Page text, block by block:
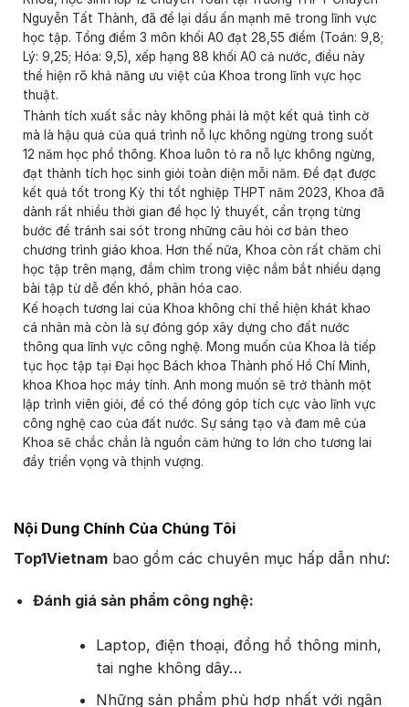
Nguyễn Tất Thành, đã để lại dấu ấn mạnh mẽ trong lĩnh vực
học tập. Tổng điểm 3 môn khối A0 đạt 28,55 điểm (Toán: 9,8;
Lý: 9,25; Hóa: 9,5), xếp hạng 88 khối A0 cả nước, điều này
thể hiện rõ khả năng ưu việt của Khoa trong lĩnh vực học
thuật.
Thành tích xuất sắc này không phải là một kết quả tình cờ
mà là hậu quả của quá trình nỗ lực không ngừng trong suốt
12 năm học phổ thông. Khoa luôn tỏ ra nỗ lực không ngừng,
đạt thành tích học sinh giỏi toàn diện mỗi năm. Để đạt được
kết quả tốt trong Kỳ thi tốt nghiệp THPT năm 2023, Khoa đã
dành rất nhiều thời gian để học lý thuyết, cẩn trọng từng
bước để tránh sai sót trong những câu hỏi cơ bản theo
chương trình giáo khoa. Hơn thế nữa, Khoa còn rất chăm chỉ
học tập trên mạng, đắm chìm trong việc nắm bắt nhiều dạng
bài tập từ dễ đến khó, phân hóa cao.
Kế hoạch tương lai của Khoa không chỉ thể hiện khát khao
cá nhân mà còn là sự đóng góp xây dựng cho đất nước
thông qua lĩnh vực công nghệ. Mong muốn của Khoa là tiếp
tục học tập tại Đại học Bách khoa Thành phố Hồ Chí Minh,
khoa Khoa học máy tính. Anh mong muốn sẽ trở thành một
lập trình viên giỏi, để có thể đóng góp tích cực vào lĩnh vực
công nghệ cao của đất nước. Sự sáng tạo và đam mê của
Khoa sẽ chắc chắn là nguồn cảm hứng to lớn cho tương lai
đầy triển vọng và thịnh vượng.
Nội Dung Chính Của Chúng Tôi
Top1Vietnam bao gồm các chuyên mục hấp dẫn như:
Đánh giá sản phẩm công nghệ:
Laptop, điện thoại, đồng hồ thông minh,
tai nghe không dây…
Những sản phẩm phù hợp nhất với ngân